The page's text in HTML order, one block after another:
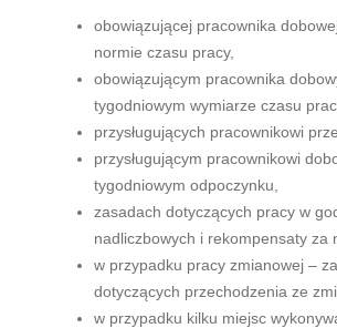
obowiązującej pracownika
normie czasu pracy,
obowiązującym pracownika
tygodniowym wymiarze czasu
przysługujących pracownikowi
przysługującym pracownikowi
tygodniowym odpoczynku,
zasadach dotyczących pracy w
nadliczbowych i rekompensaty za
w przypadku pracy zmianowej –
dotyczących przechodzenia ze
w przypadku kilku miejsc